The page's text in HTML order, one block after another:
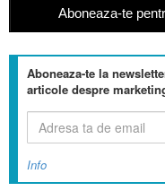
Aboneaza-te
Aboneaza-te la
articole despre
Info